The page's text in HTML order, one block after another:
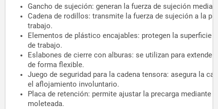
Gancho de sujeción: generan la fuerza de sujeción
Cadena de rodillos: transmite la fuerza de sujeción a la
trabajo.
Elementos de plástico encajables: protegen la superficie
de trabajo.
Eslabones de cierre con alburas: se utilizan para extender
de forma flexible.
Juego de seguridad para la cadena tensora: asegura la
el aflojamiento involuntario.
Placa de retención: permite ajustar la precarga mediante
moleteada.